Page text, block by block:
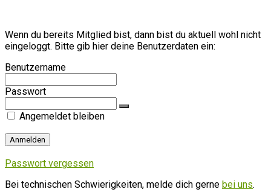
Wenn du bereits Mitglied bist, dann bist du aktuell wohl nicht
eingeloggt. Bitte gib hier deine Benutzerdaten ein:
Benutzername
Passwort
Angemeldet bleiben
Passwort vergessen
Bei technischen Schwierigkeiten, melde dich gerne bei uns.